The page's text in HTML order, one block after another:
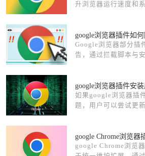
升浏览器运行速度和
google浏览器插件如
Google浏览器部分插
告，通过拦截脚本与
如果google浏览器插
题，用户可以尝试更
google Chrome浏览
google Chrome浏览